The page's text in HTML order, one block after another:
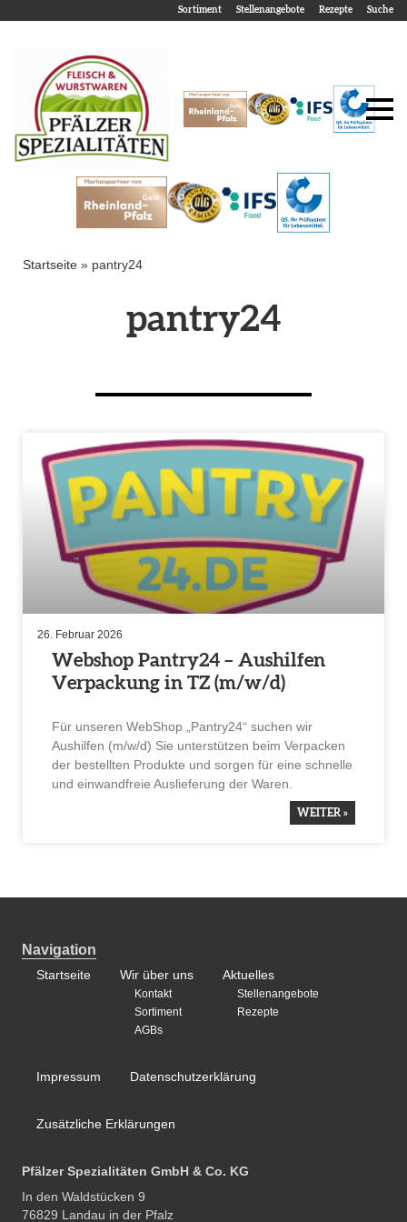
Sortiment Stellenangebote Rezepte Suche
Startseite » pantry24
pantry24
Webshop Pantry24 – Aushilfen
Verpa­ckung in TZ (m/w/d)
Für unseren WebShop „Pantry24“ suchen wir
Aushilfen (m/w/d) Sie unter­stützen beim Verpa­cken
der bestellten Produkte und sorgen für eine schnelle
und einwand­freie Auslie­fe­rung der Waren.
WEITER »
26. Februar 2026
Navigation
Startseite Wir über uns
Kontakt
Sortiment
AGBs
Aktuelles
Stellenangebote
Rezepte
Impressum Datenschutzerklärung
Zusätzliche Erklärungen
Pfälzer Spezialitäten GmbH & Co. KG
In den Waldstücken 9
76829 Landau in der Pfalz